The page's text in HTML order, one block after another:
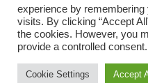
2019 Zopi.ro -Blog de Veselie! All rights
experience by
visits. By clicking “Accept
the cookies. However, you
provide a controlled consent.
Cookie Settings Accept